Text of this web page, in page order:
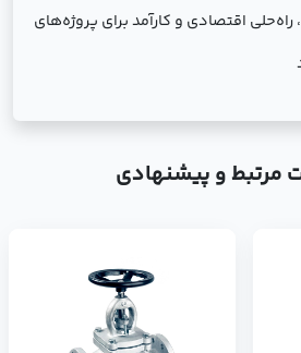
راه‌حلی اقتصادی و کارآمد برای پروژه‌های
مرتبط و پیشنهادی